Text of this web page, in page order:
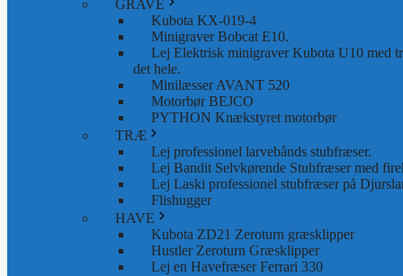
GRAVE
Kubota KX-019-4
Minigraver Bobcat E10.
Lej Elektrisk minigraver Kubota U10 med
det hele.
Minilæsser AVANT 520
Motorbør BEJCO
PYTHON Knækstyret motorbør
TRÆ
Lej professionel larvebånds stubfræser.
Lej Bandit Selvkørende Stubfræser med
Lej Laski professionel stubfræser på
Flishugger
HAVE
Kubota ZD21 Zeroturn græsklipper
Hustler Zeroturn Græsklipper
Lej en Havefræser Ferrari 330